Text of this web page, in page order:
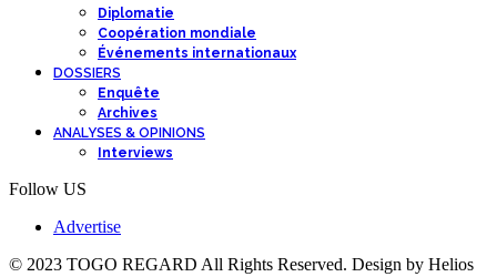
Diplomatie
Coopération mondiale
Événements internationaux
DOSSIERS
Enquête
Archives
ANALYSES & OPINIONS
Interviews
Follow US
Advertise
© 2023 TOGO REGARD All Rights Reserved. Design by Helios